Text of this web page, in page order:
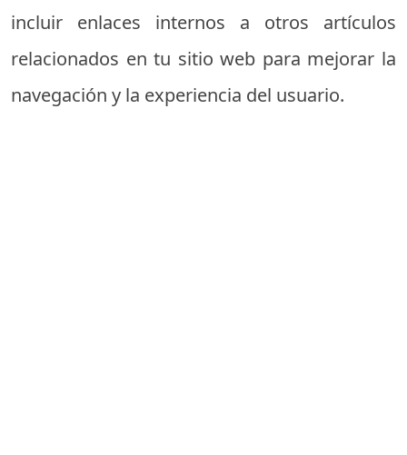
incluir enlaces internos a otros artículos
relacionados en tu sitio web para mejorar la
navegación y la experiencia del usuario.